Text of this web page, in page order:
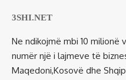
3SHI.NET
Ne ndikojmë mbi 10 milionë
numër një i lajmeve të
Maqedoni,Kosovë dhe